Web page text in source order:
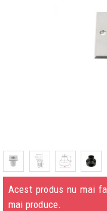
Acest produs nu mai
mai produce.